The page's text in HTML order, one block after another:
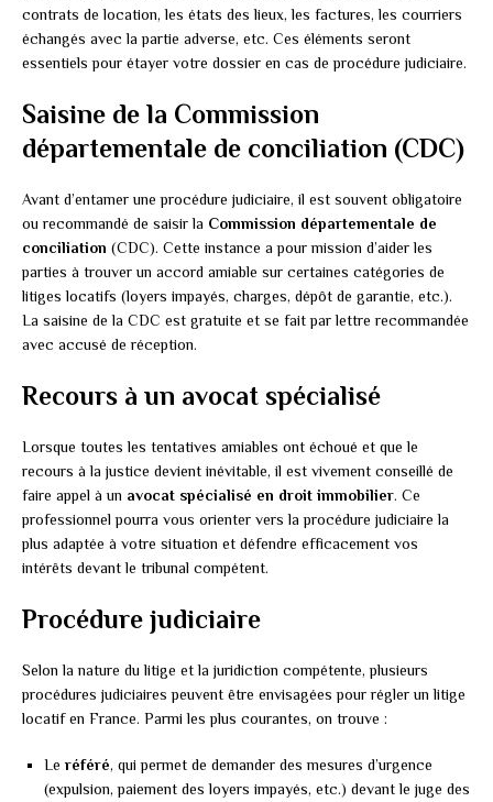
contrats de location, les états des lieux, les factures, les courriers
échangés avec la partie adverse, etc. Ces éléments seront
essentiels pour étayer votre dossier en cas de procédure judiciaire.
Saisine de la Commission
départementale de conciliation (CDC)
Avant d’entamer une procédure judiciaire, il est souvent obligatoire
ou recommandé de saisir la Commission départementale de
conciliation (CDC). Cette instance a pour mission d’aider les
parties à trouver un accord amiable sur certaines catégories de
litiges locatifs (loyers impayés, charges, dépôt de garantie, etc.).
La saisine de la CDC est gratuite et se fait par lettre recommandée
avec accusé de réception.
Recours à un avocat spécialisé
Lorsque toutes les tentatives amiables ont échoué et que le
recours à la justice devient inévitable, il est vivement conseillé de
faire appel à un avocat spécialisé en droit immobilier. Ce
professionnel pourra vous orienter vers la procédure judiciaire la
plus adaptée à votre situation et défendre efficacement vos
intérêts devant le tribunal compétent.
Procédure judiciaire
Selon la nature du litige et la juridiction compétente, plusieurs
procédures judiciaires peuvent être envisagées pour régler un litige
locatif en France. Parmi les plus courantes, on trouve :
Le référé, qui permet de demander des mesures d’urgence
(expulsion, paiement des loyers impayés, etc.) devant le juge des